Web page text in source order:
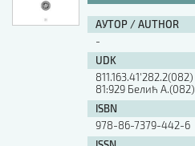
АУТОР / AUTHOR
-
UDK
811.163.41'282.2(082)
81:929 Белић А.(082)
ISBN
978-86-7379-442-6